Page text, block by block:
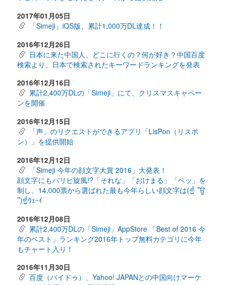
2017年01月05日
「Simeji」iOS版、累計1,000万DL達成！！
2016年12月26日
日本に来た中国人、どこに行くの？何が好き？中国百度
検索より、日本で検索されたキーワードランキングを発表
2016年12月16日
累計2,400万DLの「Simeji」にて、クリスマスキャペー
ンを開催
2016年12月15日
「声」のリクエストができるアプリ「LisPon（リスポ
ン）」を提供開始
2016年12月12日
「Simeji 今年の顔文字大賞 2016」大発表！
顔文字にもパリピ旋風!?「それな」「おけまる」「ペッ」を
制し、14,000票から選ばれた最も今年らしい顔文字は(☝ ՞ਊ
՞)☝ｳｪｰｲ
2016年12月08日
累計2,400万DLの「Simeji」AppStore 「Best of 2016 今
年のベスト」ランキング2016年トップ無料カテゴリに今年
もチャート入り！
2016年11月30日
百度（バイドゥ）、Yahoo! JAPANとの中国向けマーケ